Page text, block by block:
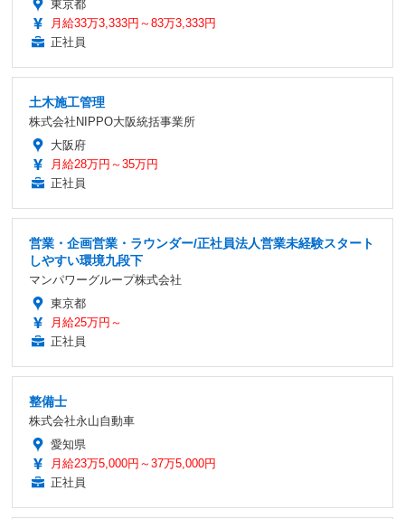
東京都
月給33万3,333円～83万3,333円
正社員
土木施工管理
株式会社NIPPO大阪統括事業所
大阪府
月給28万円～35万円
正社員
営業・企画営業・ラウンダー/正社員法人営業未経験スタート
しやすい環境九段下
マンパワーグループ株式会社
東京都
月給25万円～
正社員
整備士
株式会社永山自動車
愛知県
月給23万5,000円～37万5,000円
正社員